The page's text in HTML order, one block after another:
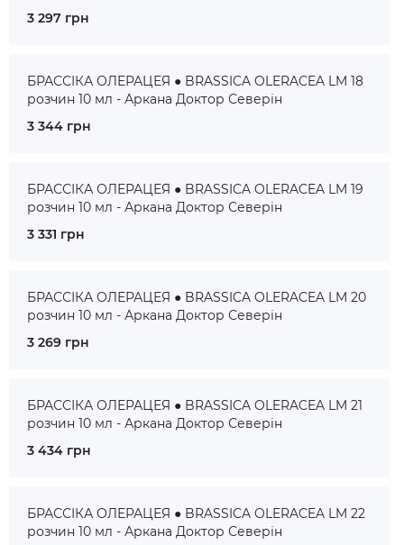
3 297 грн
БРАССІКА ОЛЕРАЦЕЯ ● BRASSICA OLERACEA LM 18
розчин 10 мл - Аркана Доктор Северін
3 344 грн
БРАССІКА ОЛЕРАЦЕЯ ● BRASSICA OLERACEA LM 19
розчин 10 мл - Аркана Доктор Северін
3 331 грн
БРАССІКА ОЛЕРАЦЕЯ ● BRASSICA OLERACEA LM 20
розчин 10 мл - Аркана Доктор Северін
3 269 грн
БРАССІКА ОЛЕРАЦЕЯ ● BRASSICA OLERACEA LM 21
розчин 10 мл - Аркана Доктор Северін
3 434 грн
БРАССІКА ОЛЕРАЦЕЯ ● BRASSICA OLERACEA LM 22
розчин 10 мл - Аркана Доктор Северін